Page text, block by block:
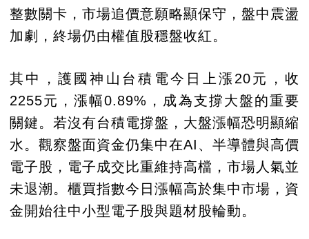
整數關卡，市場追價意願略顯保守，盤中震盪
加劇，終場仍由權值股穩盤收紅。
其中，護國神山台積電今日上漲20元，收
2255元，漲幅0.89%，成為支撐大盤的重要
關鍵。若沒有台積電撐盤，大盤漲幅恐明顯縮
水。觀察盤面資金仍集中在AI、半導體與高價
電子股，電子成交比重維持高檔，市場人氣並
未退潮。櫃買指數今日漲幅高於集中市場，資
金開始往中小型電子股與題材股輪動。